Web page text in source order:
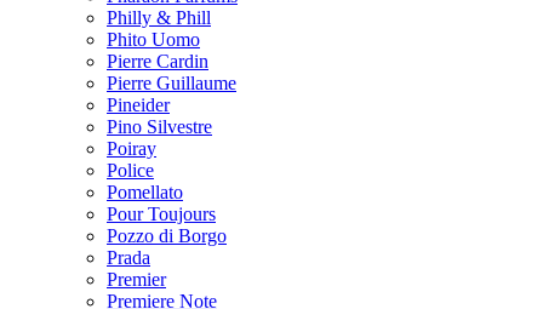
Philly & Phill
Phito Uomo
Pierre Cardin
Pierre Guillaume
Pineider
Pino Silvestre
Poiray
Police
Pomellato
Pour Toujours
Pozzo di Borgo
Prada
Premier
Premiere Note